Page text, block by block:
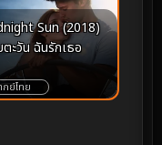
Sun (2018)
ะวัน ฉันรักเธอ
ย์ไทย